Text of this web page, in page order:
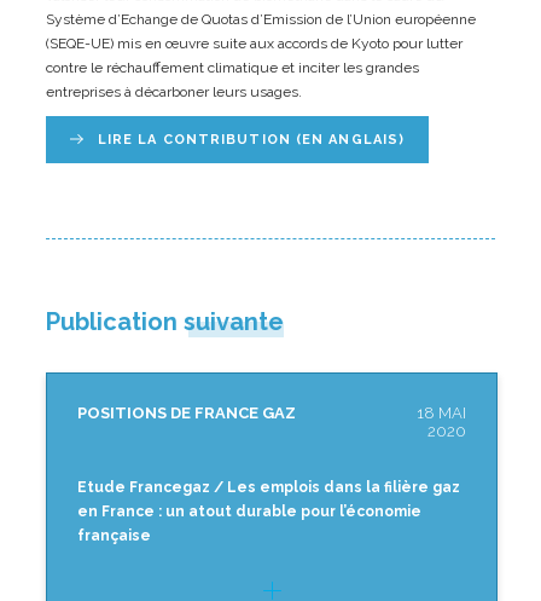
Système d’Echange de Quotas d’Emission de l’Union européenne
(SEQE-UE) mis en œuvre suite aux accords de Kyoto pour lutter
contre le réchauffement climatique et inciter les grandes
entreprises à décarboner leurs usages.
LIRE LA CONTRIBUTION (EN ANGLAIS)
Publication suivante
POSITIONS DE FRANCE GAZ
18 MAI
2020
Etude Francegaz / Les emplois dans la filière gaz
en France : un atout durable pour l’économie
française